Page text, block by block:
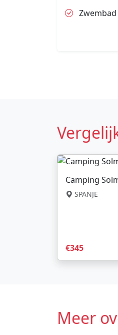
Zwembad
Camping
SPANJE
€345
Meer